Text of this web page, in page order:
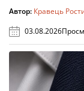
Автор: Кравець
03.08.2026